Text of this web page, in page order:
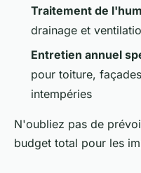
Traitement de
drainage et
Entretien annuel
pour toiture,
intempéries
N'oubliez pas de
budget total pour les